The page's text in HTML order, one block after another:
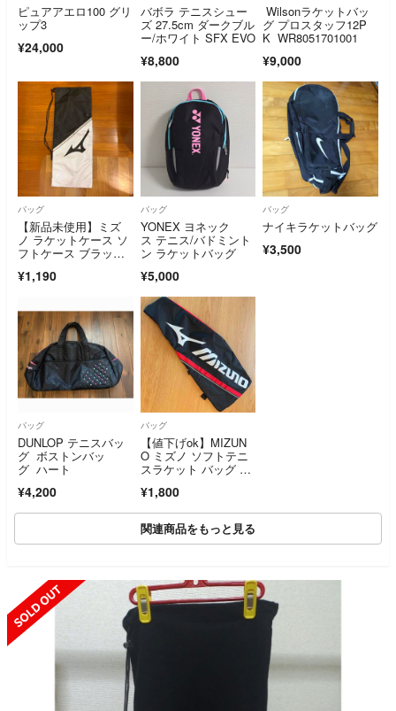
ピュアアエロ100 グリ
ップ3
¥24,000
バボラ テニスシュー
ズ 27.5cm ダークブル
ー/ホワイト SFX EVO
¥8,800
Wilsonラケットバッ
グ プロスタッフ12P
K WR8051701001
¥9,000
バッグ
【新品未使用】ミズ
ノ ラケットケース ソ
フトケース ブラック×
¥1,190
バッグ
YONEX ヨネック
ス テニス/バドミント
ン ラケットバッグ
¥5,000
バッグ
ナイキラケットバッグ
¥3,500
バッグ
DUNLOP テニスバッ
グ ボストンバッ
グ ハート
¥4,200
バッグ
【値下げok】MIZUN
O ミズノ ソフトテニ
スラケット バッグ ケ
¥1,800
関連商品をもっと見る
SOLD OUT